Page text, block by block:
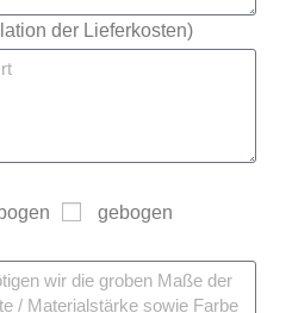
der Lieferkosten)
gebogen